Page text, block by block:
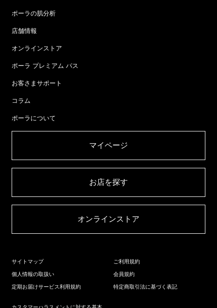
ポーラの肌分析
店舗情報
オンラインストア
ポーラ プレミアム パス
お客さまサポート
コラム
ポーラについて
マイページ​
お店を探す​
オンラインストア​
サイトマップ
個人情報の取扱い
定期お届けサービス利用規約
ご利用規約
会員規約
特定商取引法に基づく表記